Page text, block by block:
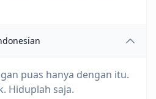
puas hanya dengan itu.
Hiduplah saja.